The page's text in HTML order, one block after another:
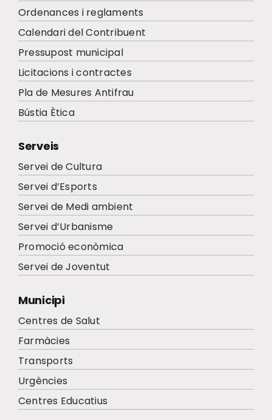
Ordenances i reglaments
Calendari del Contribuent
Pressupost municipal
Licitacions i contractes
Pla de Mesures Antifrau
Bústia Ètica
Serveis
Servei de Cultura
Servei d’Esports
Servei de Medi ambient
Servei d’Urbanisme
Promoció econòmica
Servei de Joventut
Municipi
Centres de Salut
Farmàcies
Transports
Urgències
Centres Educatius